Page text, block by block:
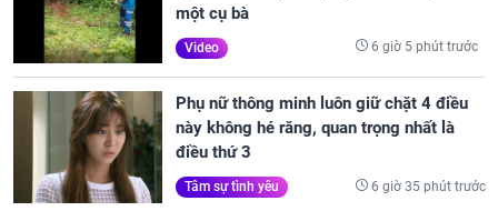
một cụ bà
Video 6 giờ 5 phút trước
Phụ nữ thông minh luôn giữ chặt 4 điều
này không hé răng, quan trọng nhất là
điều thứ 3
Tâm sự tình yêu 6 giờ 35 phút trước